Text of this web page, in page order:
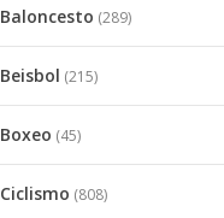
Baloncesto (289)
Beisbol (215)
Boxeo (45)
Ciclismo (808)